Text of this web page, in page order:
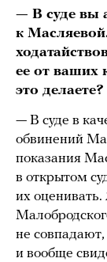
— В суде вы
к
ее от ваших
это делаете?
— В суде в
обвинений
показания
в открытом
их
не
и вообще